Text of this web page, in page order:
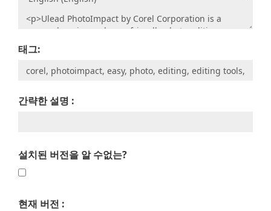
태그:
간략한 설명 :
설치된 버전을 알 수없는?
현재 버전 :